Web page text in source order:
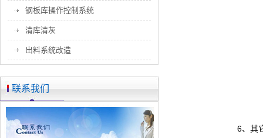
钢板库操作控制系统
清库清灰
出料系统改造
联系我们
6、其